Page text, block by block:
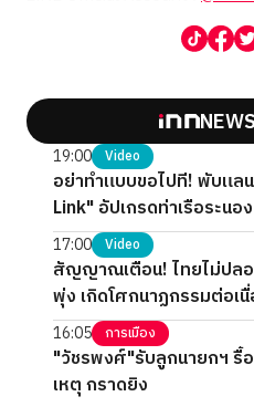
19:00 Video
อย่าทำแบบขอไปที! พับแล
Link" อัปเกรดท่าเรือระนอง
17:00 Video
สัญญาณเตือน! ไทยไม่ปล
พุ่ง เกิดโศกนาฏกรรมต่อเ
16:05 การเมือง
"วัชรพงศ์"รับลูกนายกฯ รื้
เหตุ กราดยิง